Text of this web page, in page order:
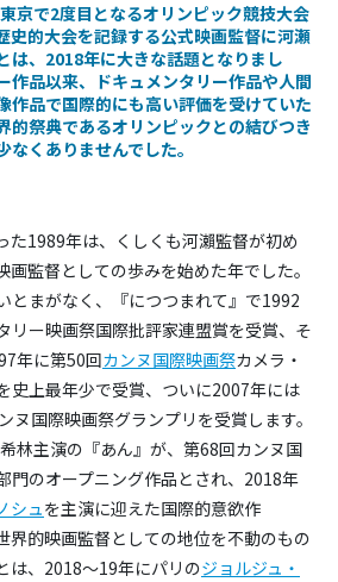
京で2度目となるオリンピック競技大会
史的大会を記録する公式映画監督に河瀬
は、2018年に大きな話題となりまし
作品以来、ドキュメンタリー作品や人間
作品で国際的にも高い評価を受けていた
的祭典であるオリンピックとの結びつき
くありませんでした。
た1989年は、くしくも河瀨監督が初め
画監督としての歩みを始めた年でした。
とまがなく、『につつまれて』で1992
リー映画祭国際批評家連盟賞を受賞、そ
年に第50回カンヌ国際映画祭カメラ・
史上最年少で受賞、ついに2007年には
ヌ国際映画祭グランプリを受賞します。
林主演の『あん』が、第68回カンヌ国
門のオープニング作品とされ、2018年
シュを主演に迎えた国際的意欲作
界的映画監督としての地位を不動のもの
は、2018～19年にパリのジョルジュ・